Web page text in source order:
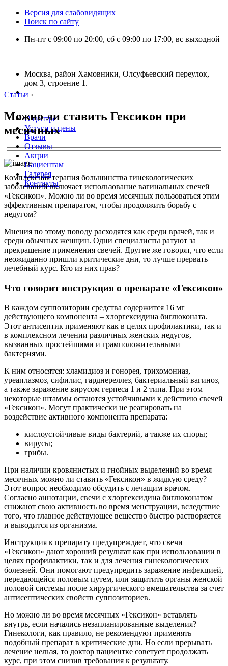
Версия для слабовидящих
Поиск по сайту
Пн-пт с 09:00 по 20:00, сб с 09:00 по 17:00, вс выходной
Москва, район Хамовники, Олсуфьевский переулок,
дом 3, строение 1.
О центре
Услуги и цены
Врачи
Отзывы
Акции
Пациентам
Галерея
Контакты
Статьи ›
Можно ли ставить Гексикон при
месячных
Комплексная терапия большинства гинекологических
заболеваний включает использование вагинальных свечей
«Гексикон». Можно ли во время месячных пользоваться этим
эффективным препаратом, чтобы продолжить борьбу с
недугом?
Мнения по этому поводу расходятся как среди врачей, так и
среди обычных женщин. Одни специалисты ратуют за
прекращение применения свечей. Другие же говорят, что если
неожиданно пришли критические дни, то лучше прервать
лечебный курс. Кто из них прав?
Что говорит инструкция о препарате «Гексикон»
В каждом суппозитории средства содержится 16 мг
действующего компонента – хлоргексидина биглюконата.
Этот антисептик применяют как в целях профилактики, так и
в комплексном лечении различных женских недугов,
вызванных простейшими и грамположительными
бактериями.
К ним относятся: хламидиоз и гонорея, трихомониаз,
уреаплазмоз, сифилис, гарднереллез, бактериальный вагиноз,
а также заражение вирусом герпеса 1 и 2 типа. При этом
некоторые штаммы остаются устойчивыми к действию свечей
«Гексикон». Могут практически не реагировать на
воздействие активного компонента препарата:
кислоустойчивые виды бактерий, а также их споры;
вирусы;
грибы.
При наличии кровянистых и гнойных выделений во время
месячных можно ли ставить «Гексикон» в жидкую среду?
Этот вопрос необходимо обсудить с лечащим врачом.
Согласно аннотации, свечи с хлоргексидина биглюконатом
снижают свою активность во время менструации, вследствие
того, что главное действующее вещество быстро растворяется
и выводится из организма.
Инструкция к препарату предупреждает, что свечи
«Гексикон» дают хороший результат как при использовании в
целях профилактики, так и для лечения гинекологических
болезней. Они помогают предупредить заражение инфекцией,
передающейся половым путем, или защитить органы женской
половой системы после хирургического вмешательства за счет
антисептических свойств суппозиториев.
Но можно ли во время месячных «Гексикон» вставлять
внутрь, если начались незапланированные выделения?
Гинекологи, как правило, не рекомендуют применять
подобный препарат в критические дни. Но если прерывать
лечение нельзя, то доктор пациентке советует продолжать
курс, при этом снизив требования к результату.